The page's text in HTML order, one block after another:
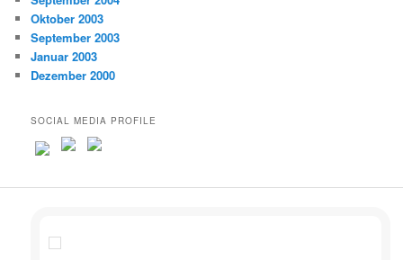
Oktober 2003
September 2003
Januar 2003
Dezember 2000
SOCIAL MEDIA PROFILE